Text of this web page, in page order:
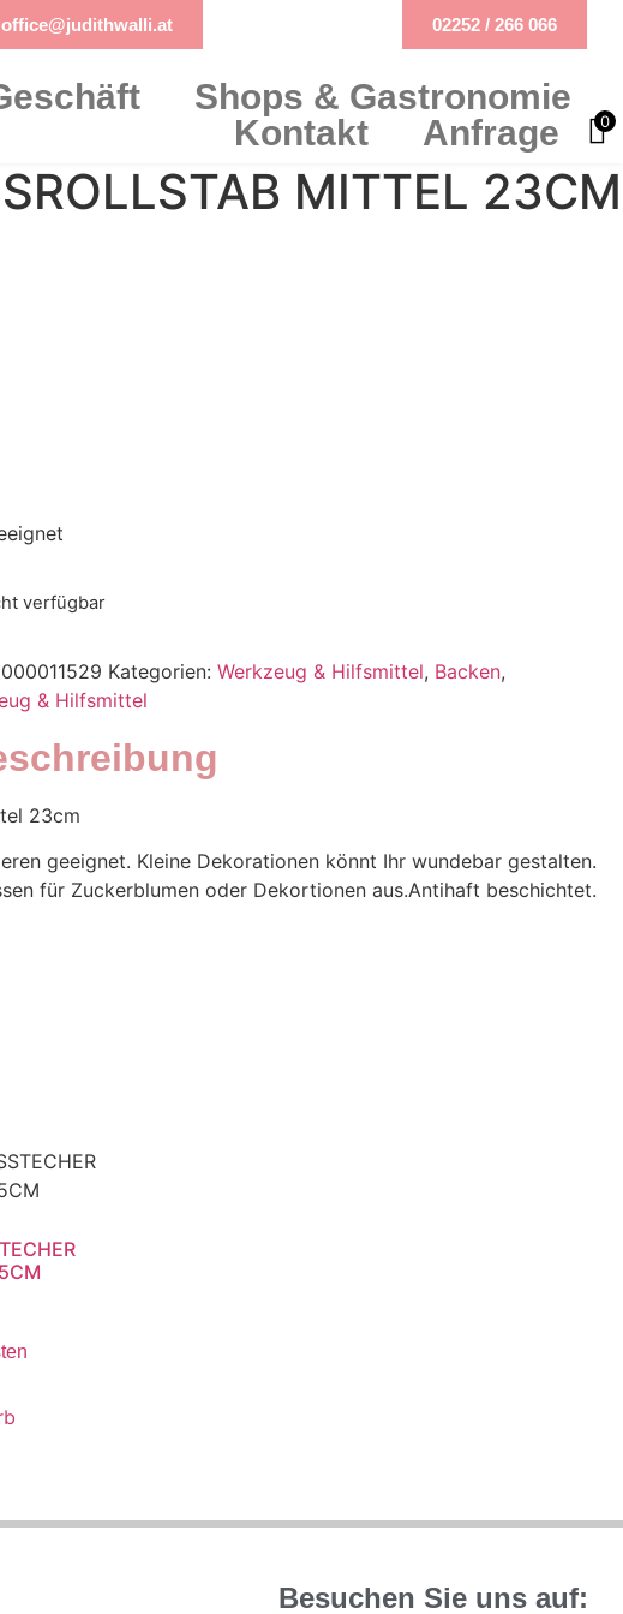
office@judithwalli.at 02252 / 266 066
Shops & Gastronomie
Kontakt
Anfrage 0
MITTEL 23CM
verfügbar
Kategorien: Werkzeug & Hilfsmittel, Backen,
& Hilfsmittel
23cm
geeignet. Kleine Dekorationen könnt Ihr wundebar gestalten.
für Zuckerblumen oder Dekortionen aus.Antihaft beschichtet.
Besuchen Sie uns auf: